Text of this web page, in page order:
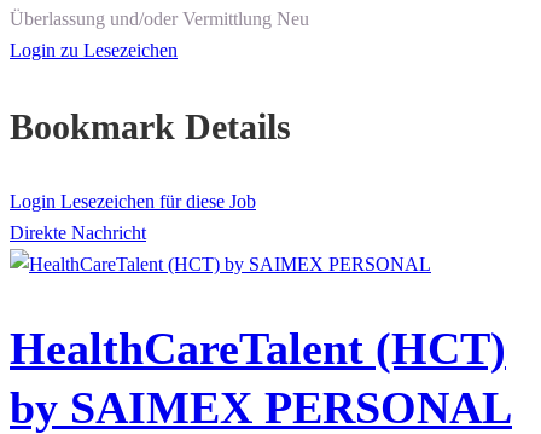
Überlassung und/oder Vermittlung Neu
Login zu Lesezeichen
Bookmark Details
Login Lesezeichen für diese Job
Direkte Nachricht
HealthCareTalent (HCT)
by SAIMEX PERSONAL